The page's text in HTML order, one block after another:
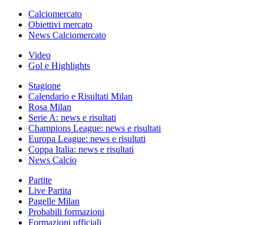
Calciomercato
Obiettivi mercato
News Calciomercato
Video
Gol e Highlights
Stagione
Calendario e Risultati Milan
Rosa Milan
Serie A: news e risultati
Champions League: news e risultati
Europa League: news e risultati
Coppa Italia: news e risultati
News Calcio
Partite
Live Partita
Pagelle Milan
Probabili formazioni
Formazioni ufficiali